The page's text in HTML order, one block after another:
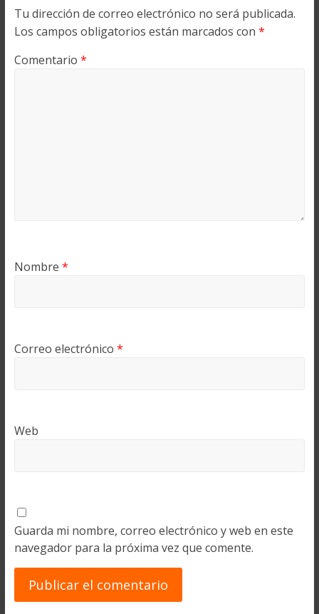
Tu dirección de correo electrónico no será publicada.
Los campos obligatorios están marcados con *
Comentario *
Nombre *
Correo electrónico *
Web
Guarda mi nombre, correo electrónico y web en este
navegador para la próxima vez que comente.